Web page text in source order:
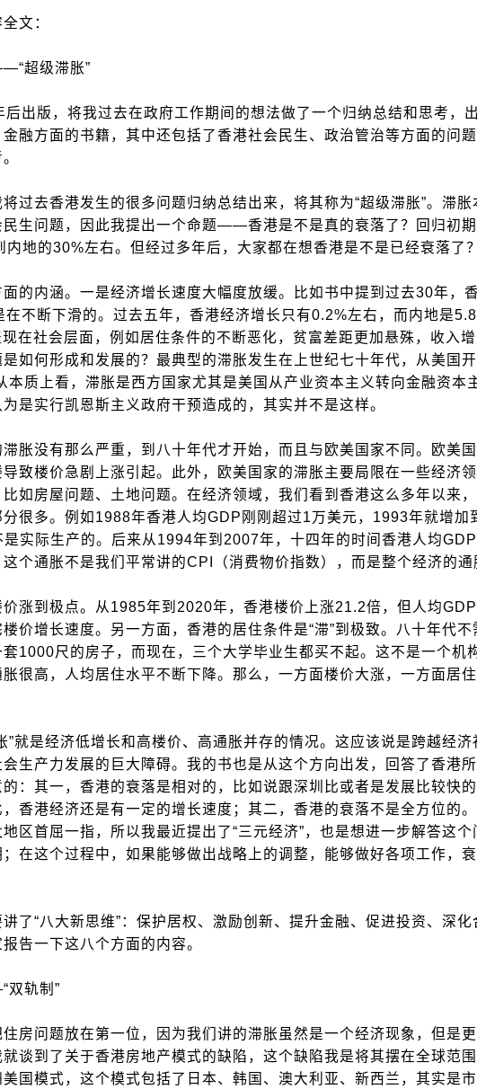
文：
超级滞胀”
版，将我过去在政府工作期间的想法做了一个归纳总结和思考，
融方面的书籍，其中还包括了香港社会民生、政治管治等方面的问
去香港发生的很多问题归纳总结出来，将其称为“超级滞胀”。滞胀
民生问题，因此我提出一个命题——香港是不是真的衰落了？回归初
地的30%左右。但经过多年后，大家都在想香港是不是已经衰落了？
内涵。一是经济增长速度大幅度放缓。比如书中提到过去30年，香
不断下滑的。过去五年，香港经济增长只有0.2%左右，而内地是
在社会层面，例如居住条件的不断恶化，贫富差距更加悬殊，收入增
如何形成和发展的？最典型的滞胀发生在上世纪七十年代，从美国
本质上看，滞胀是西方国家尤其是美国从产业资本主义转向金融资本
是实行凯恩斯主义政府干预造成的，其实并不是这样。
没有那么严重，到八十年代才开始，而且与欧美国家不同。欧美
致楼价急剧上涨引起。此外，欧美国家的滞胀主要局限在一些经济
如房屋问题、土地问题。在经济领域，我们看到香港这么多年以来
很多。例如1988年香港人均GDP刚刚超过1万美元，1993年就增加
实际生产的。后来从1994年到2007年，十四年的时间香港人均
个通胀不是我们平常讲的CPI（消费物价指数），而是整个经济的通
到极点。从1985年到2020年，香港楼价上涨21.2倍，但人均GDP
价增长速度。另一方面，香港的居住条件是“滞”到极致。八十年代不
1000尺的房子，而现在，三个大学毕业生都买不起。这不是一个机
很高，人均居住水平不断下降。那么，一方面楼价大涨，一方面居
是经济低增长和高楼价、高通胀并存的情况。这应该说是跨越经济
生产力发展的巨大障碍。我的书也是从这个方向出发，回答了香港
：其一，香港的衰落是相对的，比如说跟深圳比或者是发展比较快
香港经济还是有一定的增长速度；其二，香港的衰落不是全方位的
区首屈一指，所以我最近提出了“三元经济”，也是想进一步解答这
在这个过程中，如果能够做出战略上的调整，能够做好各项工作，
“八大新思维”：保护居权、激励创新、提升金融、促进投资、深化
告一下这八个方面的内容。
轨制”
问题放在第一位，因为我们讲的滞胀虽然是一个经济现象，但是
谈到了关于香港房地产模式的缺陷，这个缺陷我是将其摆在全球范
国模式，这个模式包括了日本、韩国、澳大利亚、新西兰，其实是